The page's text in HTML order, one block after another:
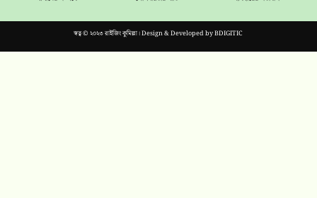
স্বত্ব © ২০২৩ রাইজিং কুমিল্লা। Design & Developed byBDIGITIC